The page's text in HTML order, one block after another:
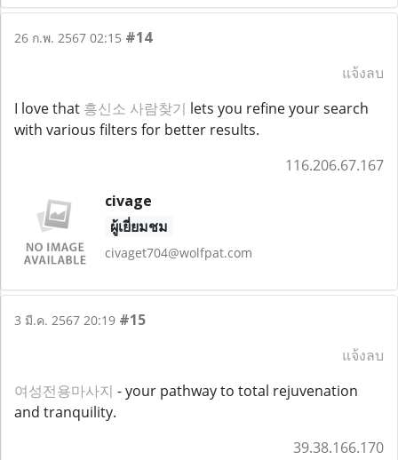
26 ก.พ. 2567 02:15 #14
แจ้งลบ
I love that 흥신소 사람찾기 lets you refine your search
with various filters for better results.
116.206.67.167
civage
ผู้เยี่ยมชม
civaget704@wolfpat.com
3 มี.ค. 2567 20:19 #15
แจ้งลบ
여성전용마사지 - your pathway to total rejuvenation
and tranquility.
39.38.166.170